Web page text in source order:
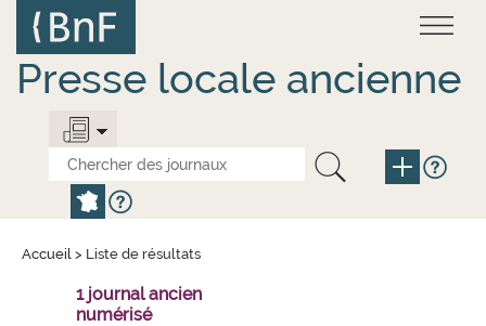
contenu
principal
Presse locale ancienne
Accueil > Liste de résultats
1 journal ancien
numérisé
Panneau de gestion des cookies